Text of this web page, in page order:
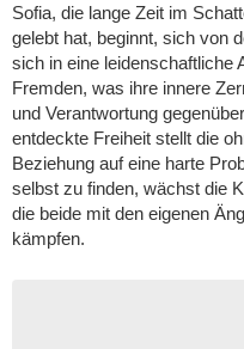
Sofia, die lange Zeit im
gelebt hat, beginnt, sich von
sich in eine leidenschaftliche
Fremden, was ihre innere
und Verantwortung
entdeckte Freiheit stellt die
Beziehung auf eine harte
selbst zu finden, wächst die
die beide mit den eigenen
kämpfen.